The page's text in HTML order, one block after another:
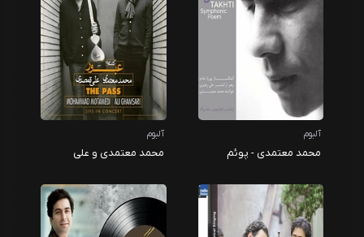
آلبوم
محمد معتمدی - پوئم
آلبوم
محمد معتمدی و علی